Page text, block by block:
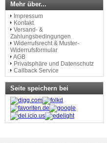
Mehr über...
Impressum
Kontakt
Versand- &
Zahlungsbedingungen
Widerrufsrecht & Muster-
Widerrufsformular
AGB
Privatsphäre und Datenschutz
Callback Service
Seite speichern bei